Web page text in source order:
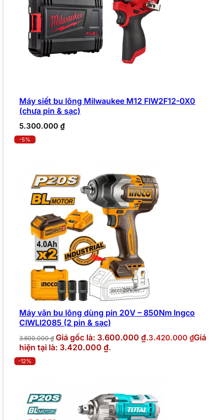
Máy siết bu lông Milwaukee M12 FIW2F12-0X0
(chưa pin & sạc)
5.300.000 ₫
-5%
Máy vặn bu lông dùng pin 20V – 850Nm Ingco
CIWLI2085 (2 pin & sạc)
3.600.000₫ Giá gốc là: 3.600.000 ₫.3.420.000 ₫Giá
hiện tại là: 3.420.000 ₫.
-12%